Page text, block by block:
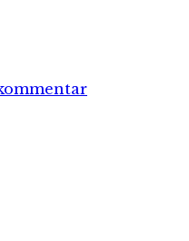
ankan